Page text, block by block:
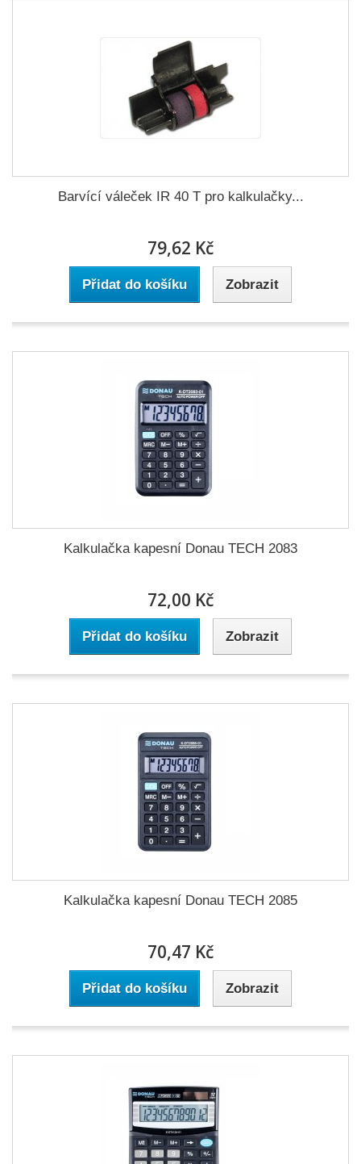
Barvící váleček IR 40 T pro kalkulačky...
79,62 Kč
Přidat do košíku Zobrazit
Kalkulačka kapesní Donau TECH 2083
72,00 Kč
Přidat do košíku Zobrazit
Kalkulačka kapesní Donau TECH 2085
70,47 Kč
Přidat do košíku Zobrazit